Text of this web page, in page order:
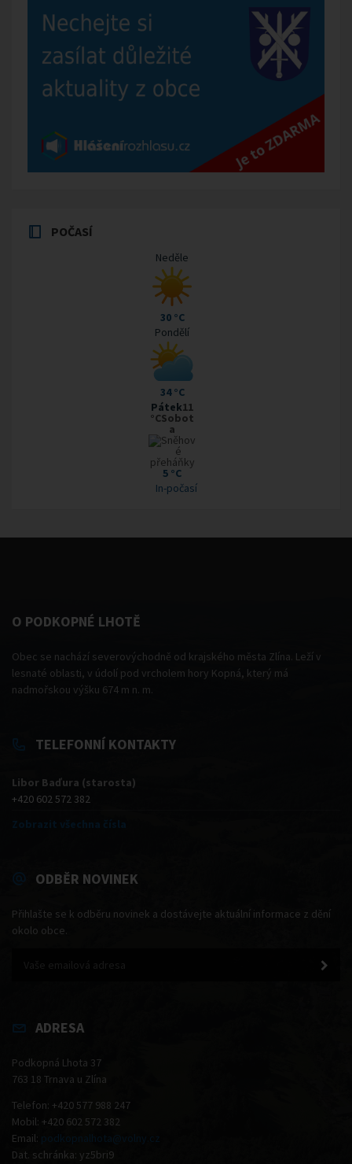
POČASÍ
Neděle
30 °C
Pondělí
34 °C
Pátek11
°CSobot
a
5 °C
In-počasí
O PODKOPNÉ LHOTĚ
Obec se nachází severovýchodně od krajského města Zlína. Leží v
lesnaté oblasti, v údolí pod vrcholem hory Kopná, který má
nadmořskou výšku 674 m n. m.
TELEFONNÍ KONTAKTY
Libor Baďura (starosta)
+420 602 572 382
Zobrazit všechna čísla
ODBĚR NOVINEK
Přihlašte se k odběru novinek a dostávejte aktuální informace z dění
okolo obce.
ADRESA
Podkopná Lhota 37
763 18 Trnava u Zlína
Telefon: +420 577 988 247
Mobil: +420 602 572 382
Email: podkopnalhota@volny.cz
Dat. schránka: yz5bri9